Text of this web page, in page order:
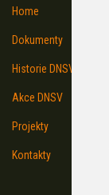
Home
Dokumenty
Historie DNSV
Akce DNSV
Projekty
Kontakty